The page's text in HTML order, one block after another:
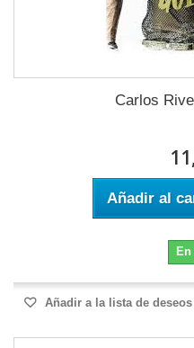
Carlos
Añadir al
Añadir a la lista de deseos